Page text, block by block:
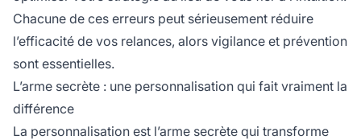
Chacune de ces erreurs peut sérieusement réduire
l’efficacité de vos relances, alors vigilance et prévention
sont essentielles.
L’arme secrète : une personnalisation qui fait vraiment la
différence
La personnalisation est l’arme secrète qui transforme